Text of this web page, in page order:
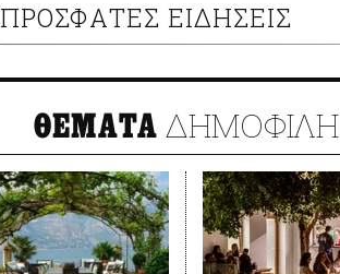
ΠΡΟΣΦΑΤΕΣ ΕΙΔΗΣΕΙΣ
ΘΕΜΑΤΑ ΔΗΜΟΦΙΛΗ